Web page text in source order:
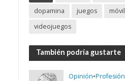
dopamina
juegos móvil
videojuegos
También podría gustarte
Opinión•Profesión